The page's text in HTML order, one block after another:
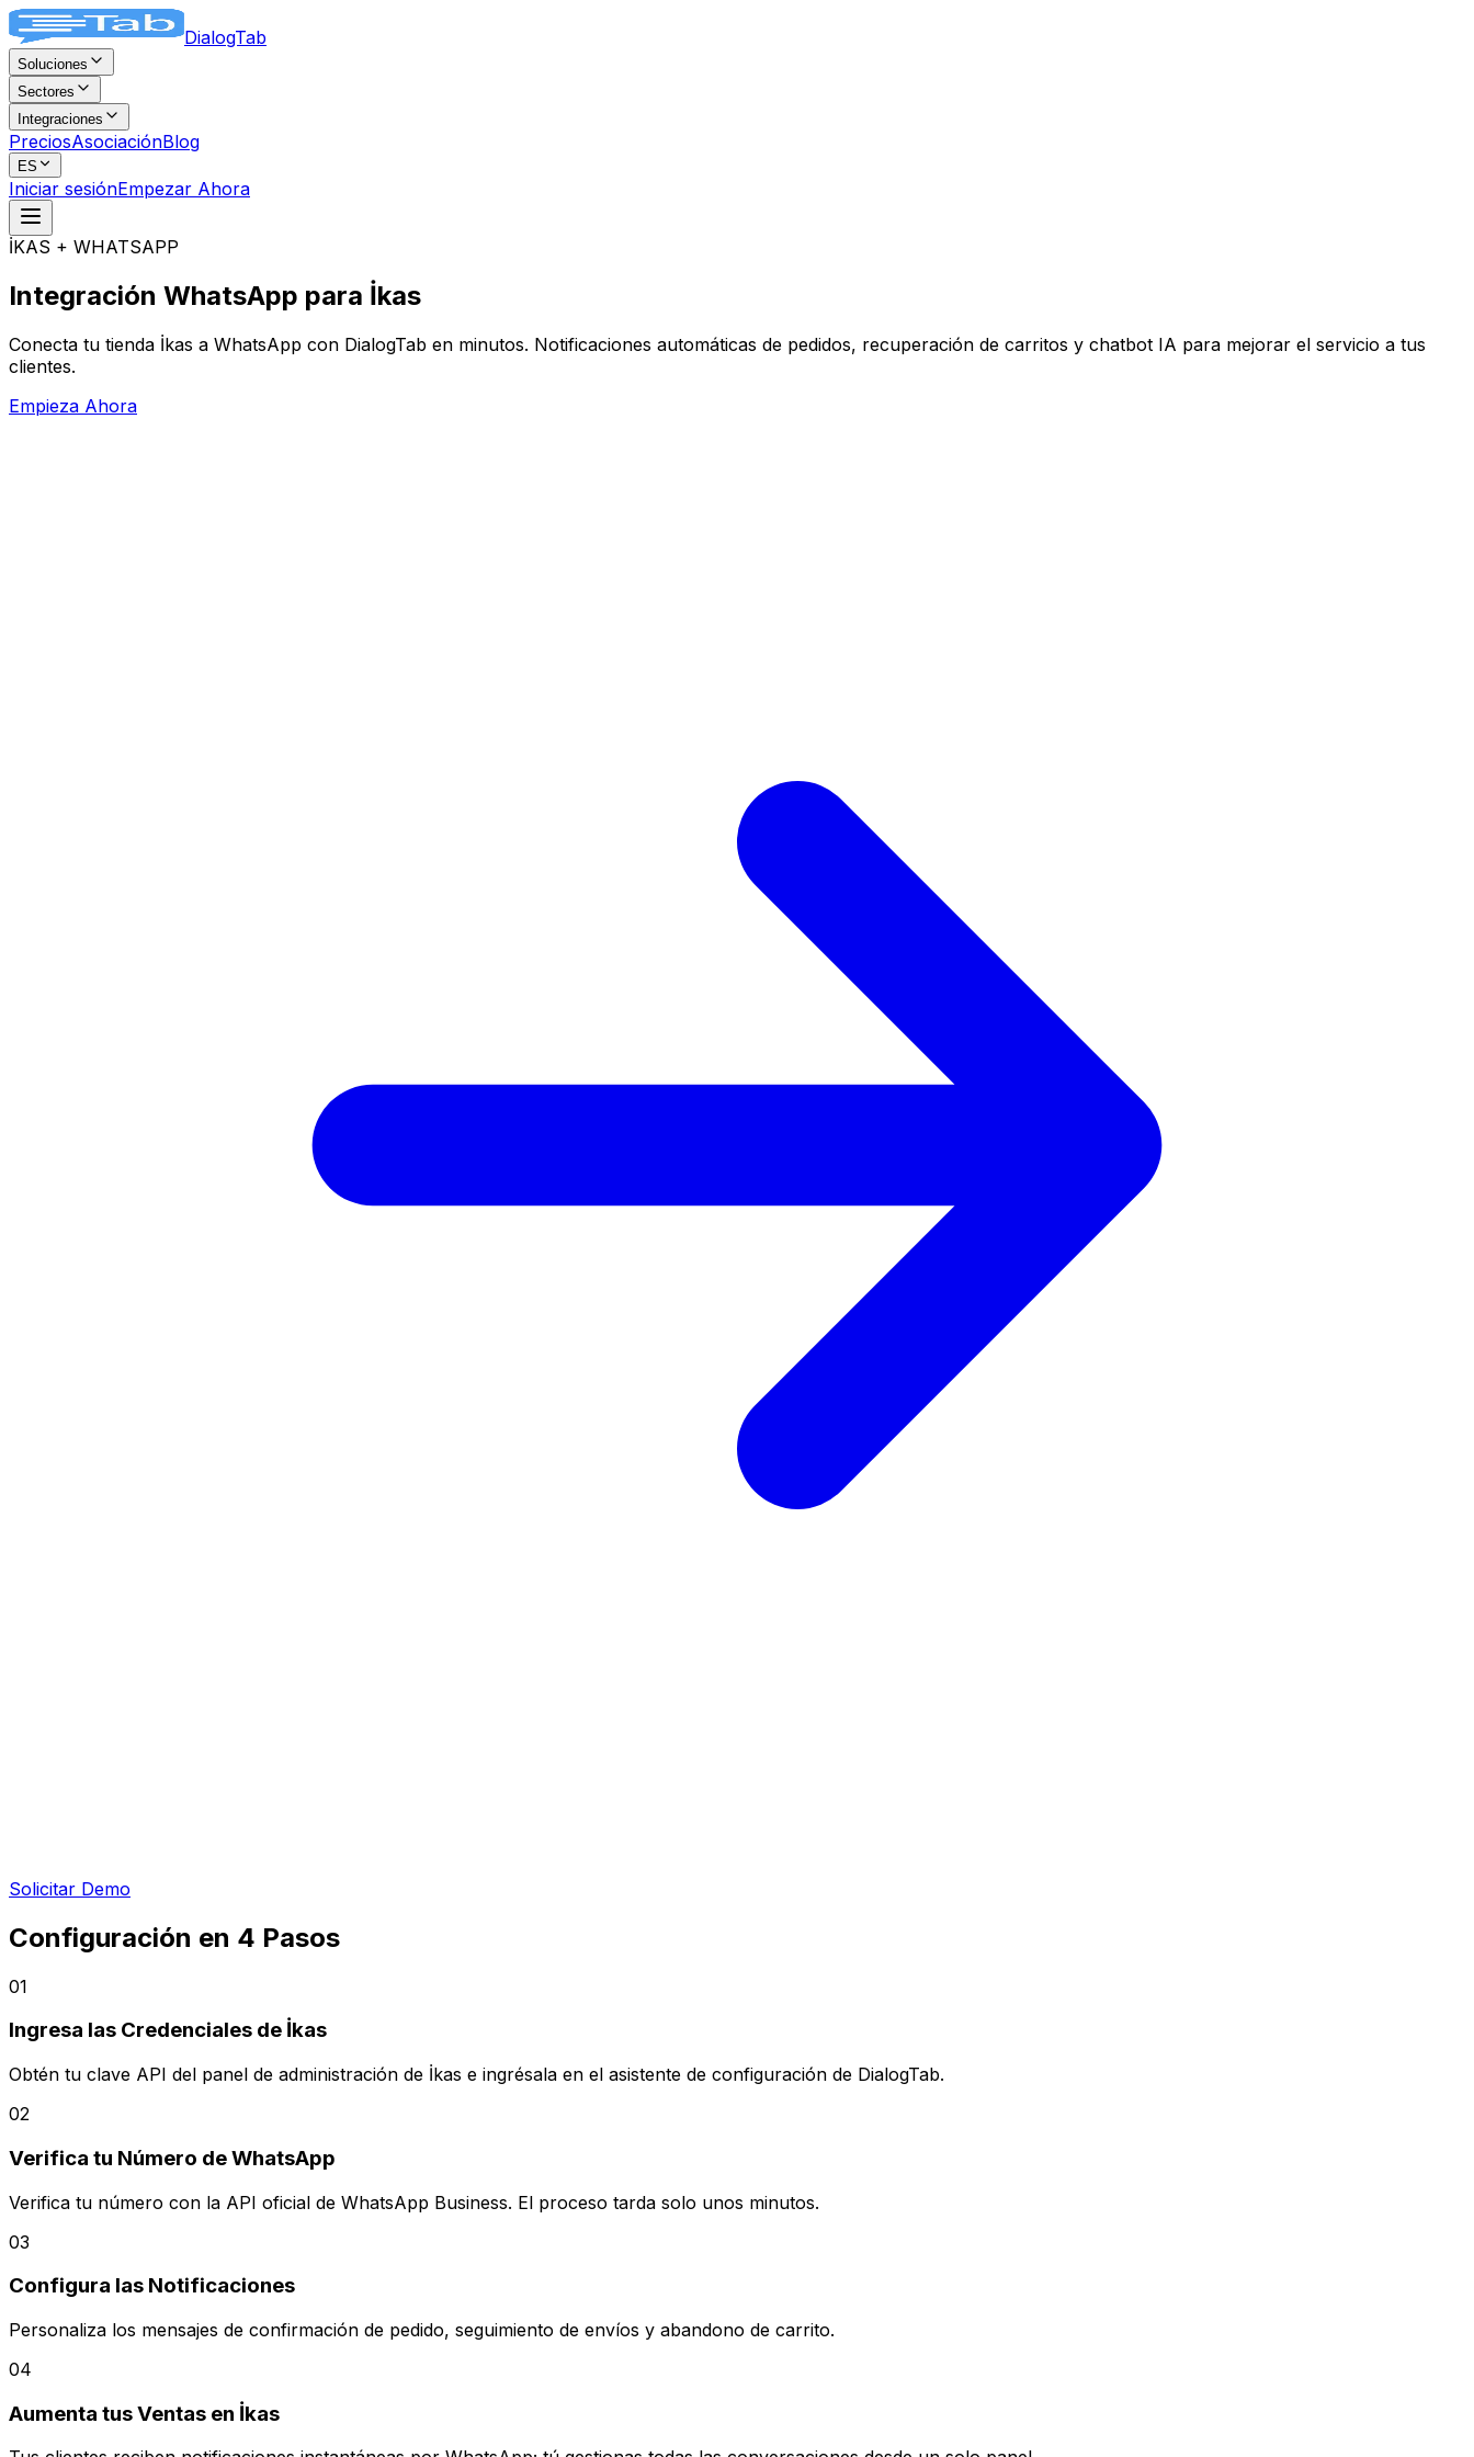
DialogTab
Soluciones
Sectores
Integraciones
PreciosAsociaciónBlog
ES
Iniciar sesiónEmpezar Ahora
İKAS + WHATSAPP
Integración WhatsApp para İkas
Conecta tu tienda İkas a WhatsApp con DialogTab en minutos. Notificaciones automáticas de pedidos, recuperación de carritos y chatbot IA para mejorar el servicio a tus
clientes.
Empieza Ahora
Solicitar Demo
Configuración en 4 Pasos
01
Ingresa las Credenciales de İkas
Obtén tu clave API del panel de administración de İkas e ingrésala en el asistente de configuración de DialogTab.
02
Verifica tu Número de WhatsApp
Verifica tu número con la API oficial de WhatsApp Business. El proceso tarda solo unos minutos.
03
Configura las Notificaciones
Personaliza los mensajes de confirmación de pedido, seguimiento de envíos y abandono de carrito.
04
Aumenta tus Ventas en İkas